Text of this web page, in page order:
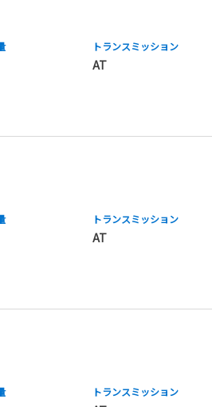
トランスミッション
AT
トランスミッション
AT
トランスミッション